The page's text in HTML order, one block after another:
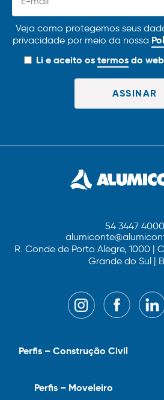
Veja como protegemos seus
privacidade por meio da nossa
Li e aceito ostermosdo
54 3447 4000
R. Conde de Porto Alegre, 1000 |
Grande do Sul |
Perfis – Construção Civil
Perfis – Moveleiro